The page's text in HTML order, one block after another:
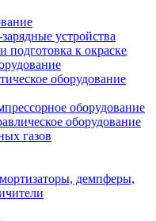
устройства
подготовка к окраске
оборудование
оборудование
оборудование
газов
демпферы,